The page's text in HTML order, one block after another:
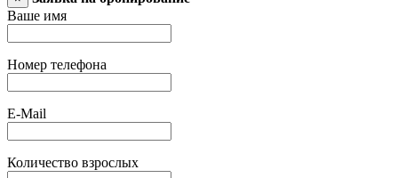
Ваше имя
Номер телефона
E-Mail
Количество взрослых